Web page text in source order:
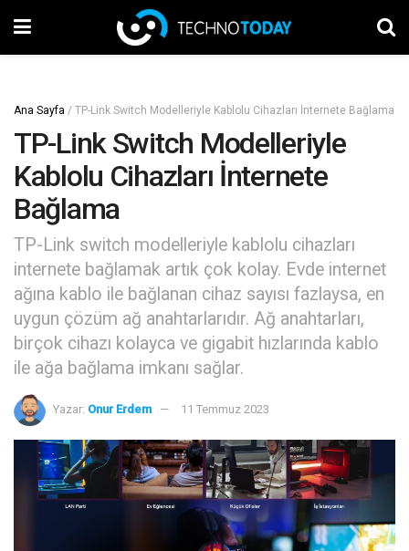
Ana Sayfa / TP-Link Switch Modelleriyle Kablolu Cihazları İnternete Bağlama
TP-Link Switch Modelleriyle
Kablolu Cihazları İnternete
Bağlama
TP-Link switch modelleriyle kablolu cihazları
internete bağlamak artık çok kolay. Evde internet
ağına kablo ile bağlanan cihaz sayısı fazlaysa, en
uygun çözüm ağ anahtarlarıdır. Ağ anahtarları,
birçok cihazı kolayca ve gigabit hızlarında kablo
ile ağa bağlama imkanı sağlar.
Yazar: Onur Erdem 11 Temmuz 2023